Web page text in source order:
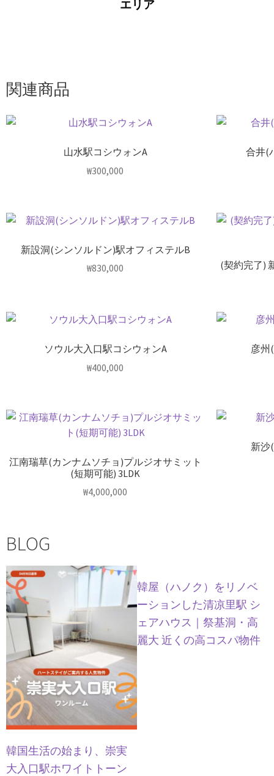
エリア
関連商品
山水駅コシウォンA
₩300,000
合井(
新設洞(シンソルドン)駅オフィステルB
₩830,000 (契約完了)
ソウル大入口駅コシウォンA
₩400,000
彦州
江南瑞草(カンナムソチョ)プルジオサミット
(短期可能) 3LDK
₩4,000,000
新沙
BLOG
韓国生活の始まり、崇実
大入口駅ホワイトトーン
韓屋（ハノク）をリノベ
ーションした清凉里駅 シ
ェアハウス｜祭基洞・高
麗大 近くの高コスパ物件